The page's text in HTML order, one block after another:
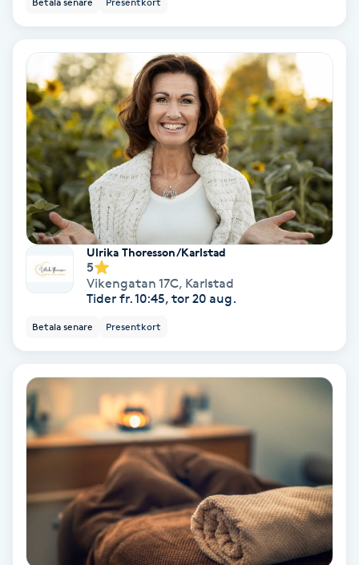
Babylights
Balayage
Bambumassage
Barber
Barnklippning
Blowout
Bottenfärg
Brynformning
Brynplockning
Ulrika Thoresson/Karlstad
5
Vikengatan 17C, Karlstad
Tider fr. 10:45, tor 20 aug.
Betala senare Presentkort